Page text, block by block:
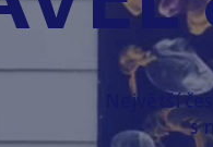
Největší
s